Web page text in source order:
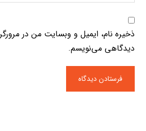
ذخیره نام، ایمیل و وبسایت من در
دیدگاهی می‌نویسم.